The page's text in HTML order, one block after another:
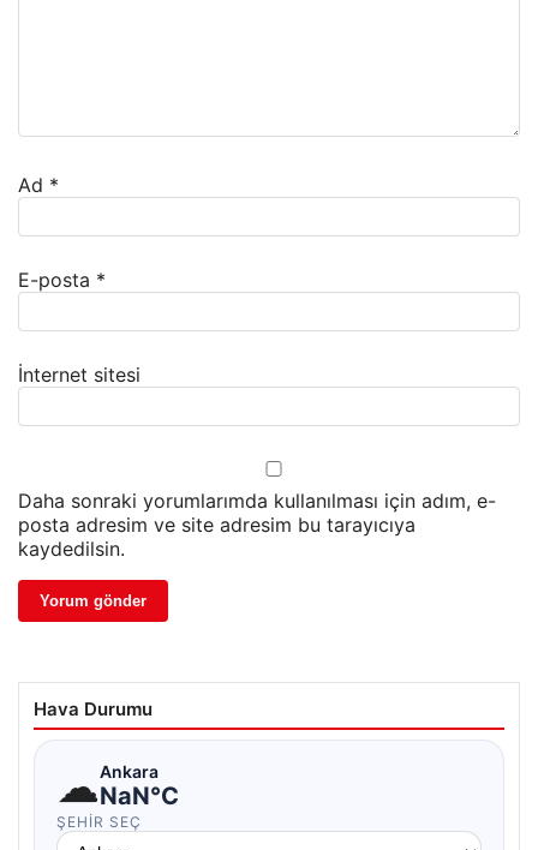
Ad *
E-posta *
İnternet sitesi
Daha sonraki yorumlarımda kullanılması için adım, e-
posta adresim ve site adresim bu tarayıcıya
kaydedilsin.
Hava Durumu
☁Ankara
NaN°C
ŞEHIR SEÇ